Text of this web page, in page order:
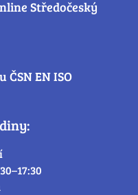
Středočeský
EN ISO